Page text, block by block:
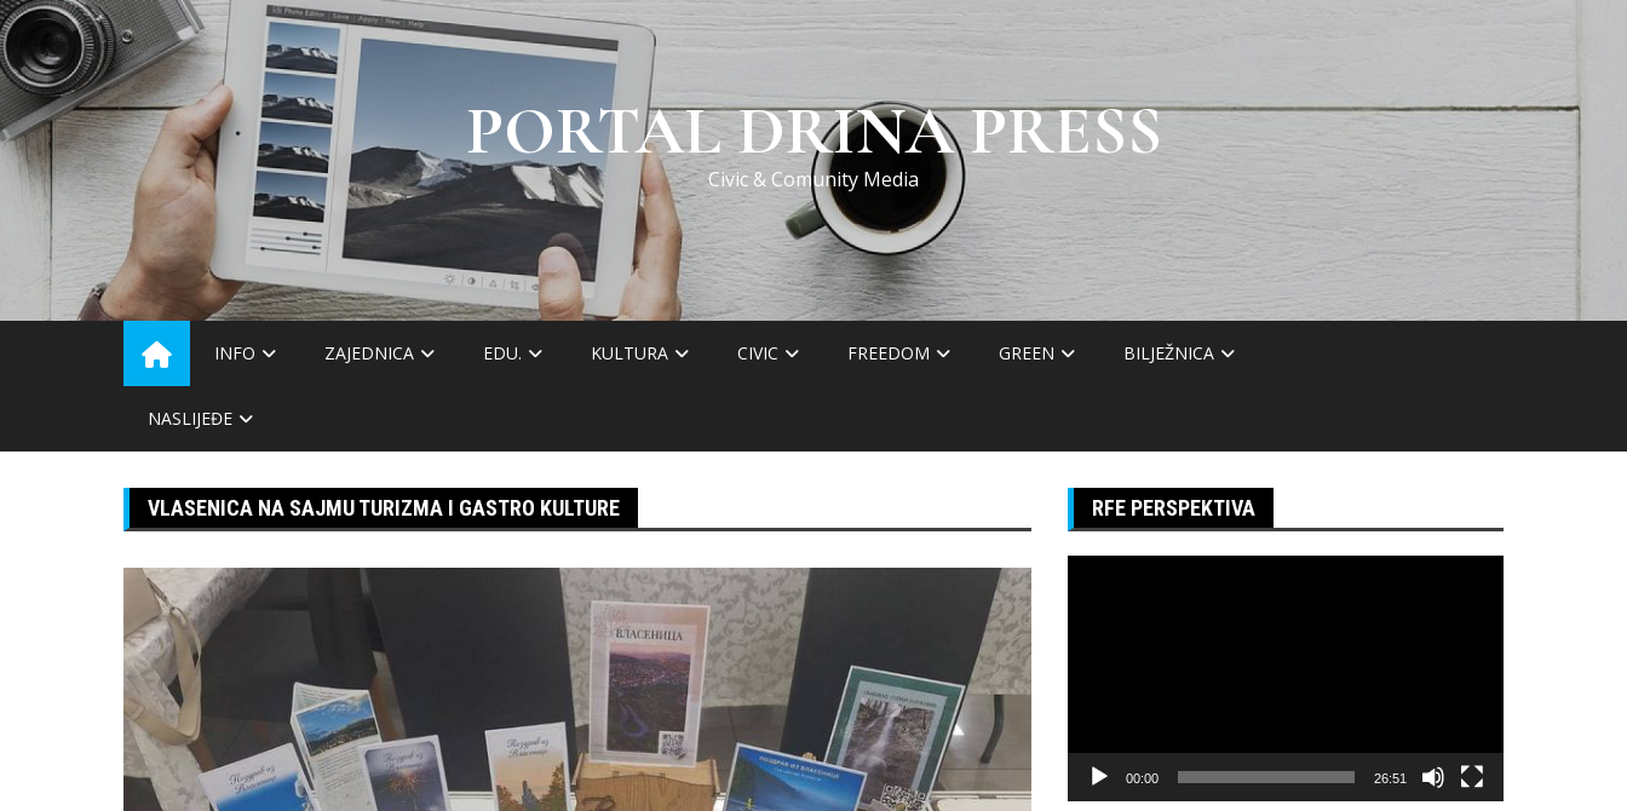
Skip
to
content
PORTAL DRINA PRESS
Civic & Comunity Media
INFO ZAJEDNICA EDU. KULTURA CIVIC FREEDOM GREEN BILJEŽNICA
NASLIJEĐE
VLASENICA NA SAJMU TURIZMA I GASTRO KULTURE RFE PERSPEKTIVA
00:00 26:51